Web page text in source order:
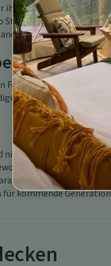
ihre langsamen
(0,15 mph) am
Tieren.
Faultiere
bis zu 20 Jahre
Zugangs zu
nicht nur bezaubernd,
und
ihre Umwelt zu
kommende